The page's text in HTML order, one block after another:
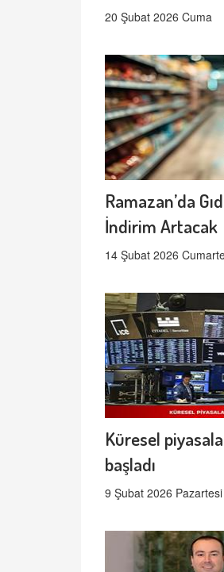
20 Şubat 2026 Cuma
Ramazan’da
İndirim Artacak
14 Şubat 2026
Küresel
başladı
9 Şubat 2026 Pazartesi